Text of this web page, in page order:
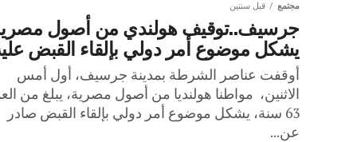
مجتمع قبل سنتين
جرسيف..توقيف هولندي من أصول
يشكل موضوع أمر دولي بإلقاء القبض
أوقفت عناصر الشرطة بمدينة جرسيف، أول أمس
الاثنين، مواطنا هولنديا من أصول مصرية، يبلغ من
63 سنة، يشكل موضوع أمر دولي بإلقاء القبض صادر
عن...